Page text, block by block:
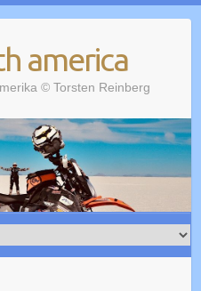
america
© Torsten Reinberg